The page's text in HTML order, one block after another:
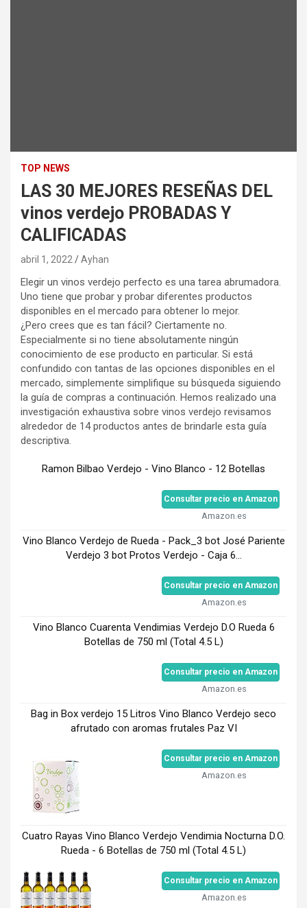
TOP NEWS
LAS 30 MEJORES RESEÑAS DEL
vinos verdejo PROBADAS Y
CALIFICADAS
abril 1, 2022 Ayhan
Elegir un vinos verdejo perfecto es una tarea abrumadora.
Uno tiene que probar y probar diferentes productos
disponibles en el mercado para obtener lo mejor.
¿Pero crees que es tan fácil? Ciertamente no.
Especialmente si no tiene absolutamente ningún
conocimiento de ese producto en particular. Si está
confundido con tantas de las opciones disponibles en el
mercado, simplemente simplifique su búsqueda siguiendo
la guía de compras a continuación. Hemos realizado una
investigación exhaustiva sobre vinos verdejo revisamos
alrededor de 14 productos antes de brindarle esta guía
descriptiva.
Ramon Bilbao Verdejo - Vino Blanco - 12 Botellas
Consultar precio en Amazon
Amazon.es
Vino Blanco Verdejo de Rueda - Pack_3 bot José Pariente
Verdejo 3 bot Protos Verdejo - Caja 6...
Consultar precio en Amazon
Amazon.es
Vino Blanco Cuarenta Vendimias Verdejo D.O Rueda 6
Botellas de 750 ml (Total 4.5 L)
Consultar precio en Amazon
Amazon.es
Bag in Box verdejo 15 Litros Vino Blanco Verdejo seco
afrutado con aromas frutales Paz VI
Consultar precio en Amazon
Amazon.es
Cuatro Rayas Vino Blanco Verdejo Vendimia Nocturna D.O.
Rueda - 6 Botellas de 750 ml (Total 4.5 L)
Consultar precio en Amazon
Amazon.es